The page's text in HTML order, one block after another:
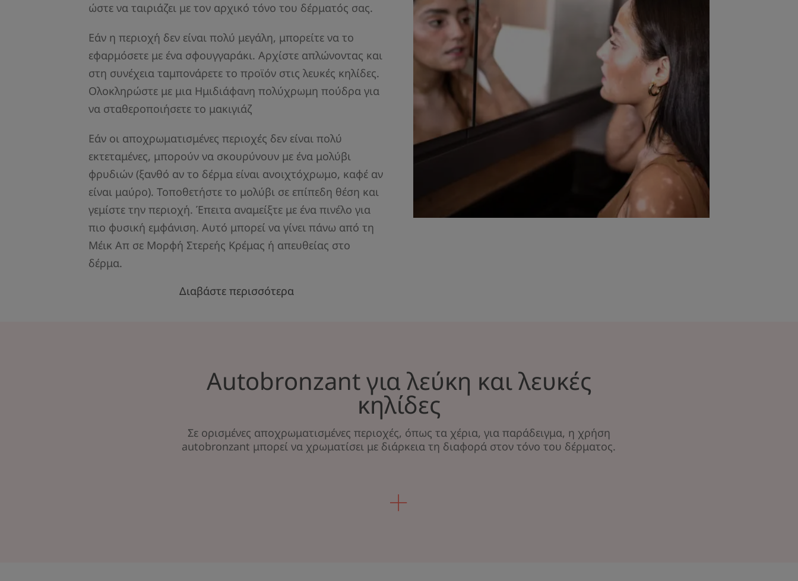
ώστε να ταιριάζει με τον αρχικό τόνο του δέρματός σας.
Εάν η περιοχή δεν είναι πολύ μεγάλη, μπορείτε να το
εφαρμόσετε με ένα σφουγγαράκι. Αρχίστε απλώνοντας και
στη συνέχεια ταμπονάρετε το προϊόν στις λευκές κηλίδες.
Ολοκληρώστε με μια Ημιδιάφανη πολύχρωμη πούδρα για
να σταθεροποιήσετε το μακιγιάζ
Εάν οι αποχρωματισμένες περιοχές δεν είναι πολύ
εκτεταμένες, μπορούν να σκουρύνουν με ένα μολύβι
φρυδιών (ξανθό αν το δέρμα είναι ανοιχτόχρωμο, καφέ αν
είναι μαύρο). Τοποθετήστε το μολύβι σε επίπεδη θέση και
γεμίστε την περιοχή. Έπειτα αναμείξτε με ένα πινέλο για
πιο φυσική εμφάνιση. Αυτό μπορεί να γίνει πάνω από τη
Μέικ Απ σε Μορφή Στερεής Κρέμας ή απευθείας στο
δέρμα.
Διαβάστε περισσότερα
Autobronzant για λεύκη και λευκές
κηλίδες
Σε ορισμένες αποχρωματισμένες περιοχές, όπως τα χέρια, για παράδειγμα, η χρήση
autobronzant μπορεί να χρωματίσει με διάρκεια τη διαφορά στον τόνο του δέρματος.